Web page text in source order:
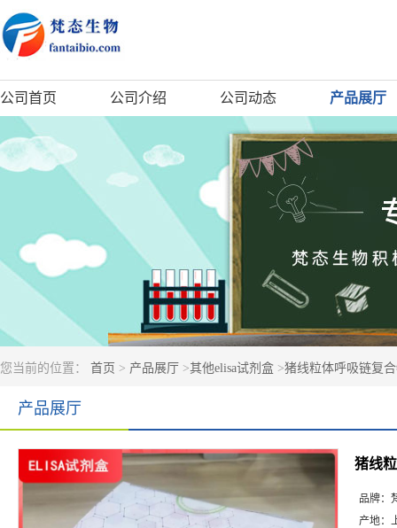
公司首页 公司介绍 公司动态 产品展厅
您当前的位置： 首页 > 产品展厅 >其他elisa试剂盒 >猪线粒体呼吸链复
产品展厅
猪线
品牌：
产地：